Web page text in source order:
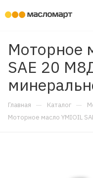
Моторное
SAE 20
Главная — Каталог —
Моторное масло YMIOIL